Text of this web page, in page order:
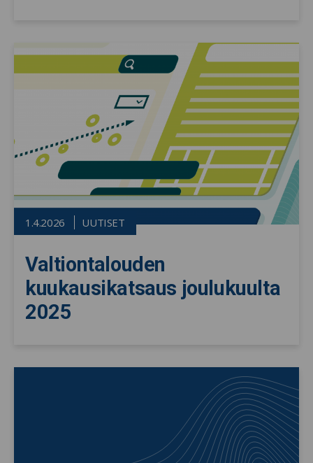
1.4.2026 UUTISET
Valtiontalouden
kuukausikatsaus joulukuulta
2025